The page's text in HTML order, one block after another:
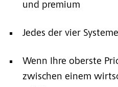
und premium
Jedes der vier
Wenn Ihre oberste
zwischen einem